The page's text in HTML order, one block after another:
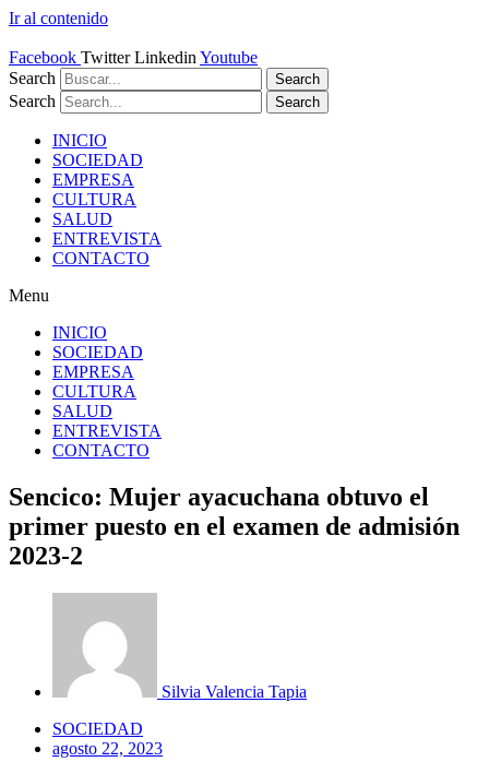
Ir al contenido
Facebook Twitter Linkedin Youtube
Search
Search
Search Search
INICIO
SOCIEDAD
EMPRESA
CULTURA
SALUD
ENTREVISTA
CONTACTO
Menu
INICIO
SOCIEDAD
EMPRESA
CULTURA
SALUD
ENTREVISTA
CONTACTO
Sencico: Mujer ayacuchana obtuvo el
primer puesto en el examen de admisión
2023-2
Silvia Valencia Tapia
SOCIEDAD
agosto 22, 2023